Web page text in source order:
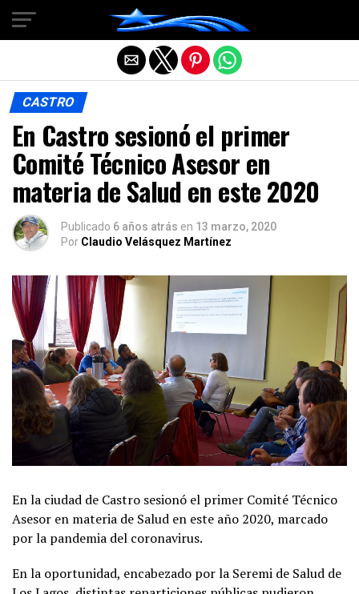
CASTRO
En Castro sesionó el primer
Comité Técnico Asesor en
materia de Salud en este 2020
Publicado 6 años atrás en 13 marzo, 2020
Por Claudio Velásquez Martínez
En la ciudad de Castro sesionó el primer Comité Técnico
Asesor en materia de Salud en este año 2020, marcado
por la pandemia del coronavirus.
En la oportunidad, encabezado por la Seremi de Salud de
Salir de la versión móvil